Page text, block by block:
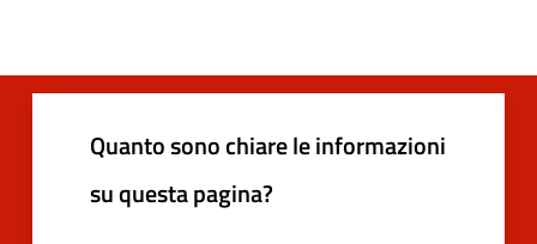
Quanto sono chiare le informazioni
su questa pagina?